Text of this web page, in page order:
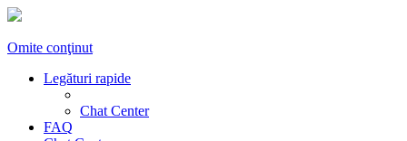
Omite conţinut
Legături rapide
Chat Center
FAQ